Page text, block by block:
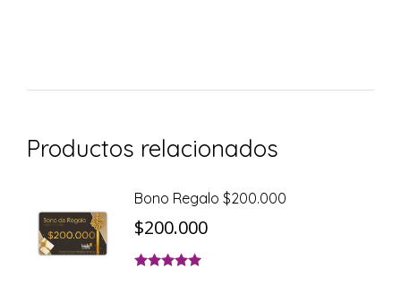
Productos relacionados
Bono Regalo $200.000
$200.000